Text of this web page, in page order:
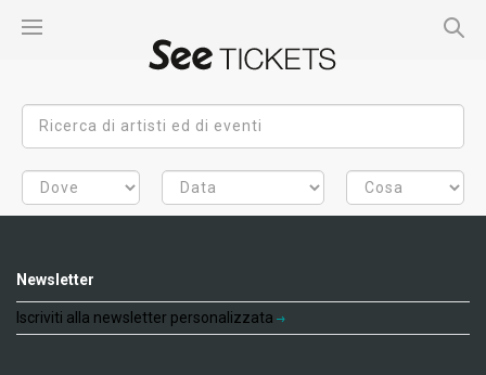
Newsletter
Iscriviti alla newsletter personalizzata